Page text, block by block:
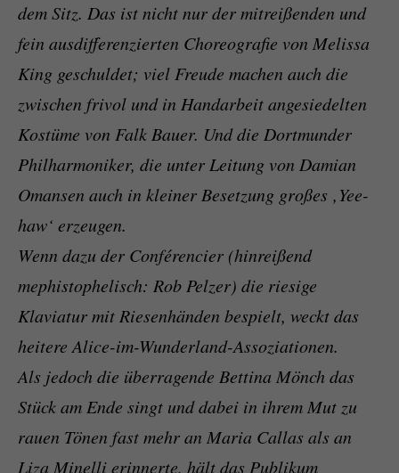
dem Sitz. Das ist nicht nur der mitreißenden und
fein ausdifferenzierten Choreografie von Melissa
King geschuldet; viel Freude machen auch die
zwischen frivol und in Handarbeit angesiedelten
Kostüme von Falk Bauer. Und die Dortmunder
Philharmoniker, die unter Leitung von Damian
Omansen auch in kleiner Besetzung großes ‚Yee-
haw‘ erzeugen.
Wenn dazu der Conférencier (hinreißend
mephistophelisch: Rob Pelzer) die riesige
Klaviatur mit Riesenhänden bespielt, weckt das
heitere Alice-im-Wunderland-Assoziationen.
Als jedoch die überragende Bettina Mönch das
Stück am Ende singt und dabei in ihrem Mut zu
rauen Tönen fast mehr an Maria Callas als an
Liza Minelli erinnerte, hält das Publikum